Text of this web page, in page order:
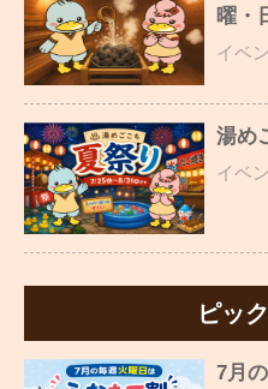
曜・
イベ
湯め
イベ
ピッ
7月